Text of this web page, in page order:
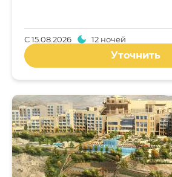
С15.08.2026 12 ночей
Уточнить